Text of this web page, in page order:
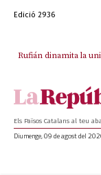
Edició 2936
Rufián dinamita la
Puigdemont
Els Països Catalans al teu
Diumenge, 09 de agost del